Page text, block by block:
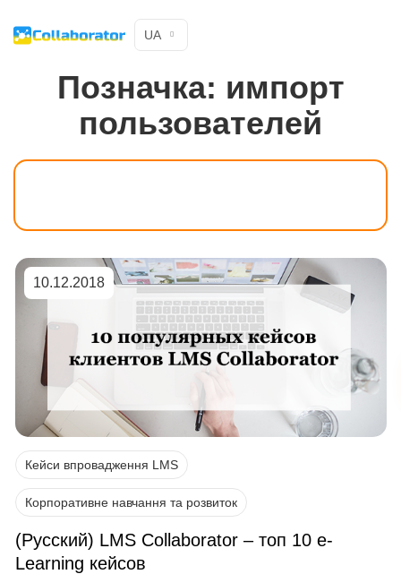
UA
Позначка: импорт
пользователей
10.12.2018
Кейси впровадження LMS
Корпоративне навчання та розвиток
(Русский) LMS Collaborator – топ 10 e-
Learning кейсов